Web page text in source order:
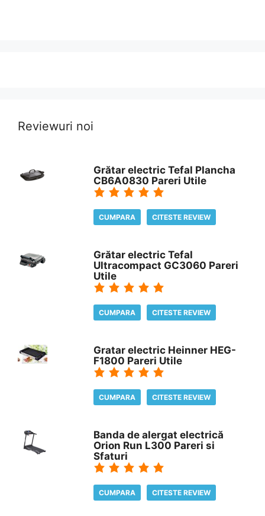
Reviewuri noi
Grătar electric Tefal Plancha
CB6A0830 Pareri Utile
CUMPARA CITESTE REVIEW
Grătar electric Tefal
Ultracompact GC3060 Pareri
Utile
CUMPARA CITESTE REVIEW
Gratar electric Heinner HEG-
F1800 Pareri Utile
CUMPARA CITESTE REVIEW
Banda de alergat electrică
Orion Run L300 Pareri si
Sfaturi
CUMPARA CITESTE REVIEW